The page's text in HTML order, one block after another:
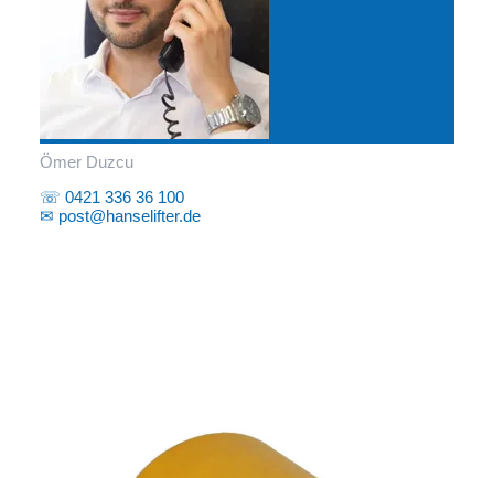
Ömer Duzcu
☏ 0421 336 36 100
✉ post@hanselifter.de